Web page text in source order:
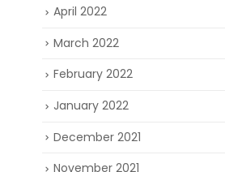
April 2022
March 2022
February 2022
January 2022
December 2021
November 2021